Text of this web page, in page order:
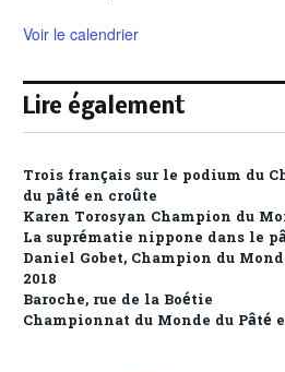
Voir le calendrier
Lire également
Trois français sur le podium du
du pâté en croûte
Karen Torosyan Champion du
La suprématie nippone dans le
Daniel Gobet, Champion du
2018
Baroche, rue de la Boétie
Championnat du Monde du Pâté